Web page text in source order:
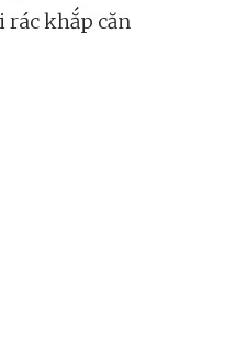
rác khắp căn